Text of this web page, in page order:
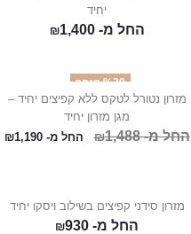
יחיד
החל מ- ₪1,400
%20 הנחה
מזרון נטורל לטקס ללא קפיצים יחיד –
מגן מזרון יחיד
החל מ- ₪1,488 החל מ- ₪1,190
מזרון סידני קפיצים בשילוב ויסקו יחיד
החל מ- ₪930